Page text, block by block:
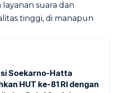
suara dan
tinggi, di manapun
Soekarno-Hatta
HUT ke-81 RI dengan